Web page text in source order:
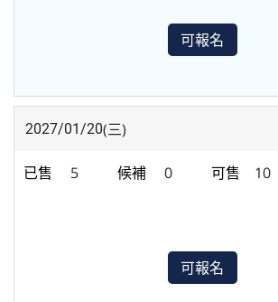
可報名
2027/01/20(三)
5 0 10
可報名